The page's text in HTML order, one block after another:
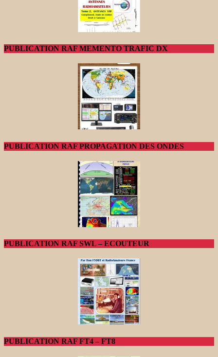
PUBLICATION RAF MEMENTO TRAFIC DX
PUBLICATION RAF PROPAGATION DES ONDES
PUBLICATION RAF SWL – ECOUTEUR
PUBLICATION RAF FT4 – FT8